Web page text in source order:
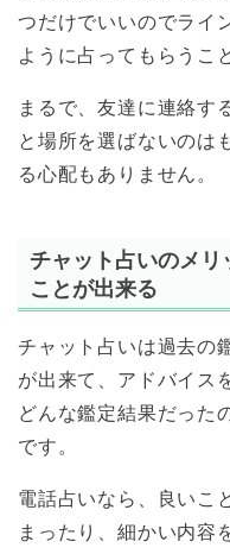
つだけでいいのでライ
ように占ってもらうこ
まるで、友達に連絡す
と場所を選ばないのは
る心配もありません。
チャット占いのメ
ことが出来る
チャット占いは過去の
が出来て、アドバイス
どんな鑑定結果だった
です。
電話占いなら、良いこ
まったり、細かい内容